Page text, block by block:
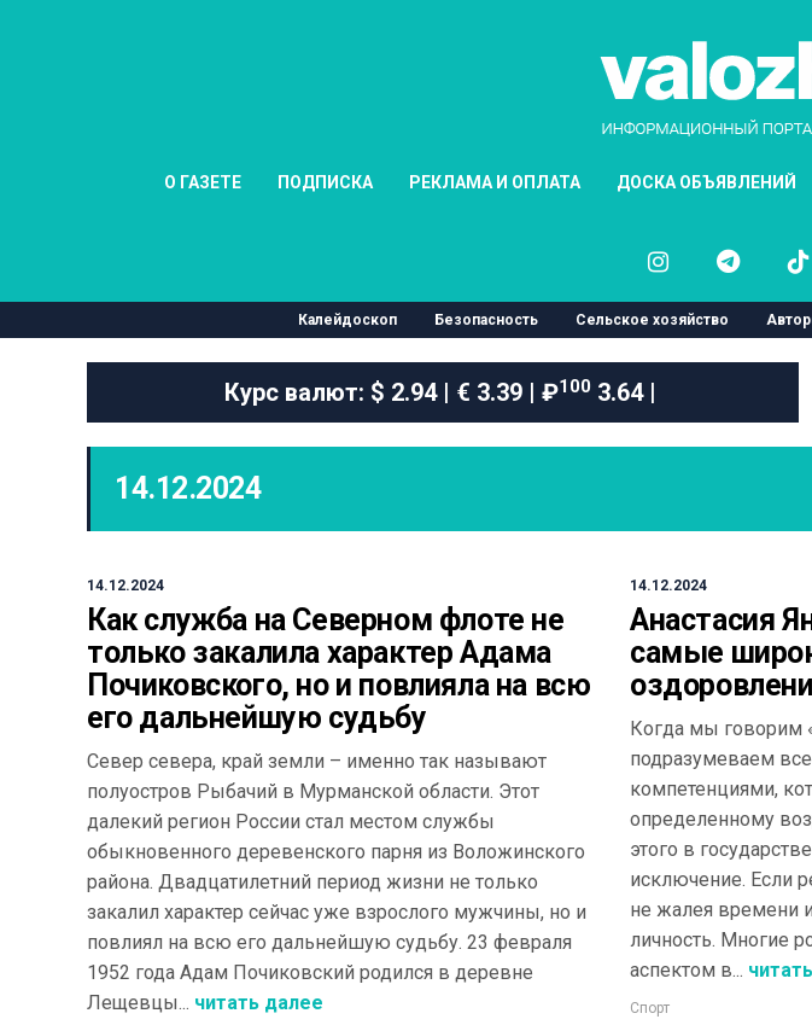
О ГАЗЕТЕ ПОДПИСКА РЕКЛАМА И ОПЛАТА ДОСКА ОБЪЯВЛЕНИЙ
Калейдоскоп Безопасность Сельское хозяйство
Курс валют: $ 2.94 | € 3.39 | ₽1003.64 |
14.12.2024
14.12.2024
Как служба на Северном флоте не
только закалила характер Адама
Почиковского, но и повлияла на всю
его дальнейшую судьбу
Север севера, край земли – именно так называют
полуостров Рыбачий в Мурманской области. Этот
далекий регион России стал местом службы
обыкновенного деревенского парня из Воложинского
района. Двадцатилетний период жизни не только
закалил характер сейчас уже взрослого мужчины, но и
повлиял на всю его дальнейшую судьбу. 23 февраля
1952 года Адам Почиковский родился в деревне
Лещевцы... читать далее
14.12.2024
Анастасия
самые
Когда мы говорим
подразумеваем
компетенциями,
определенному
этого в
исключение. Если
не жалея времени
личность. Многие
аспектом в...
Спорт